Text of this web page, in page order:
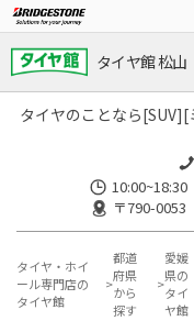
タイヤ館 松山
タイヤのことなら
〒790-
タイヤ・ホイ
ール専門店の
タイヤ館
都道
府県
から
探す
愛媛
県の
タイ
ヤ館